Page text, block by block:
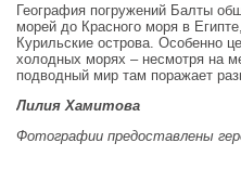
География погружений Балты
морей до Красного моря в
Курильские острова. Особенно
холодных морях – несмотря на
подводный мир там поражает
Лилия Хамитова
Фотографии предоставлены